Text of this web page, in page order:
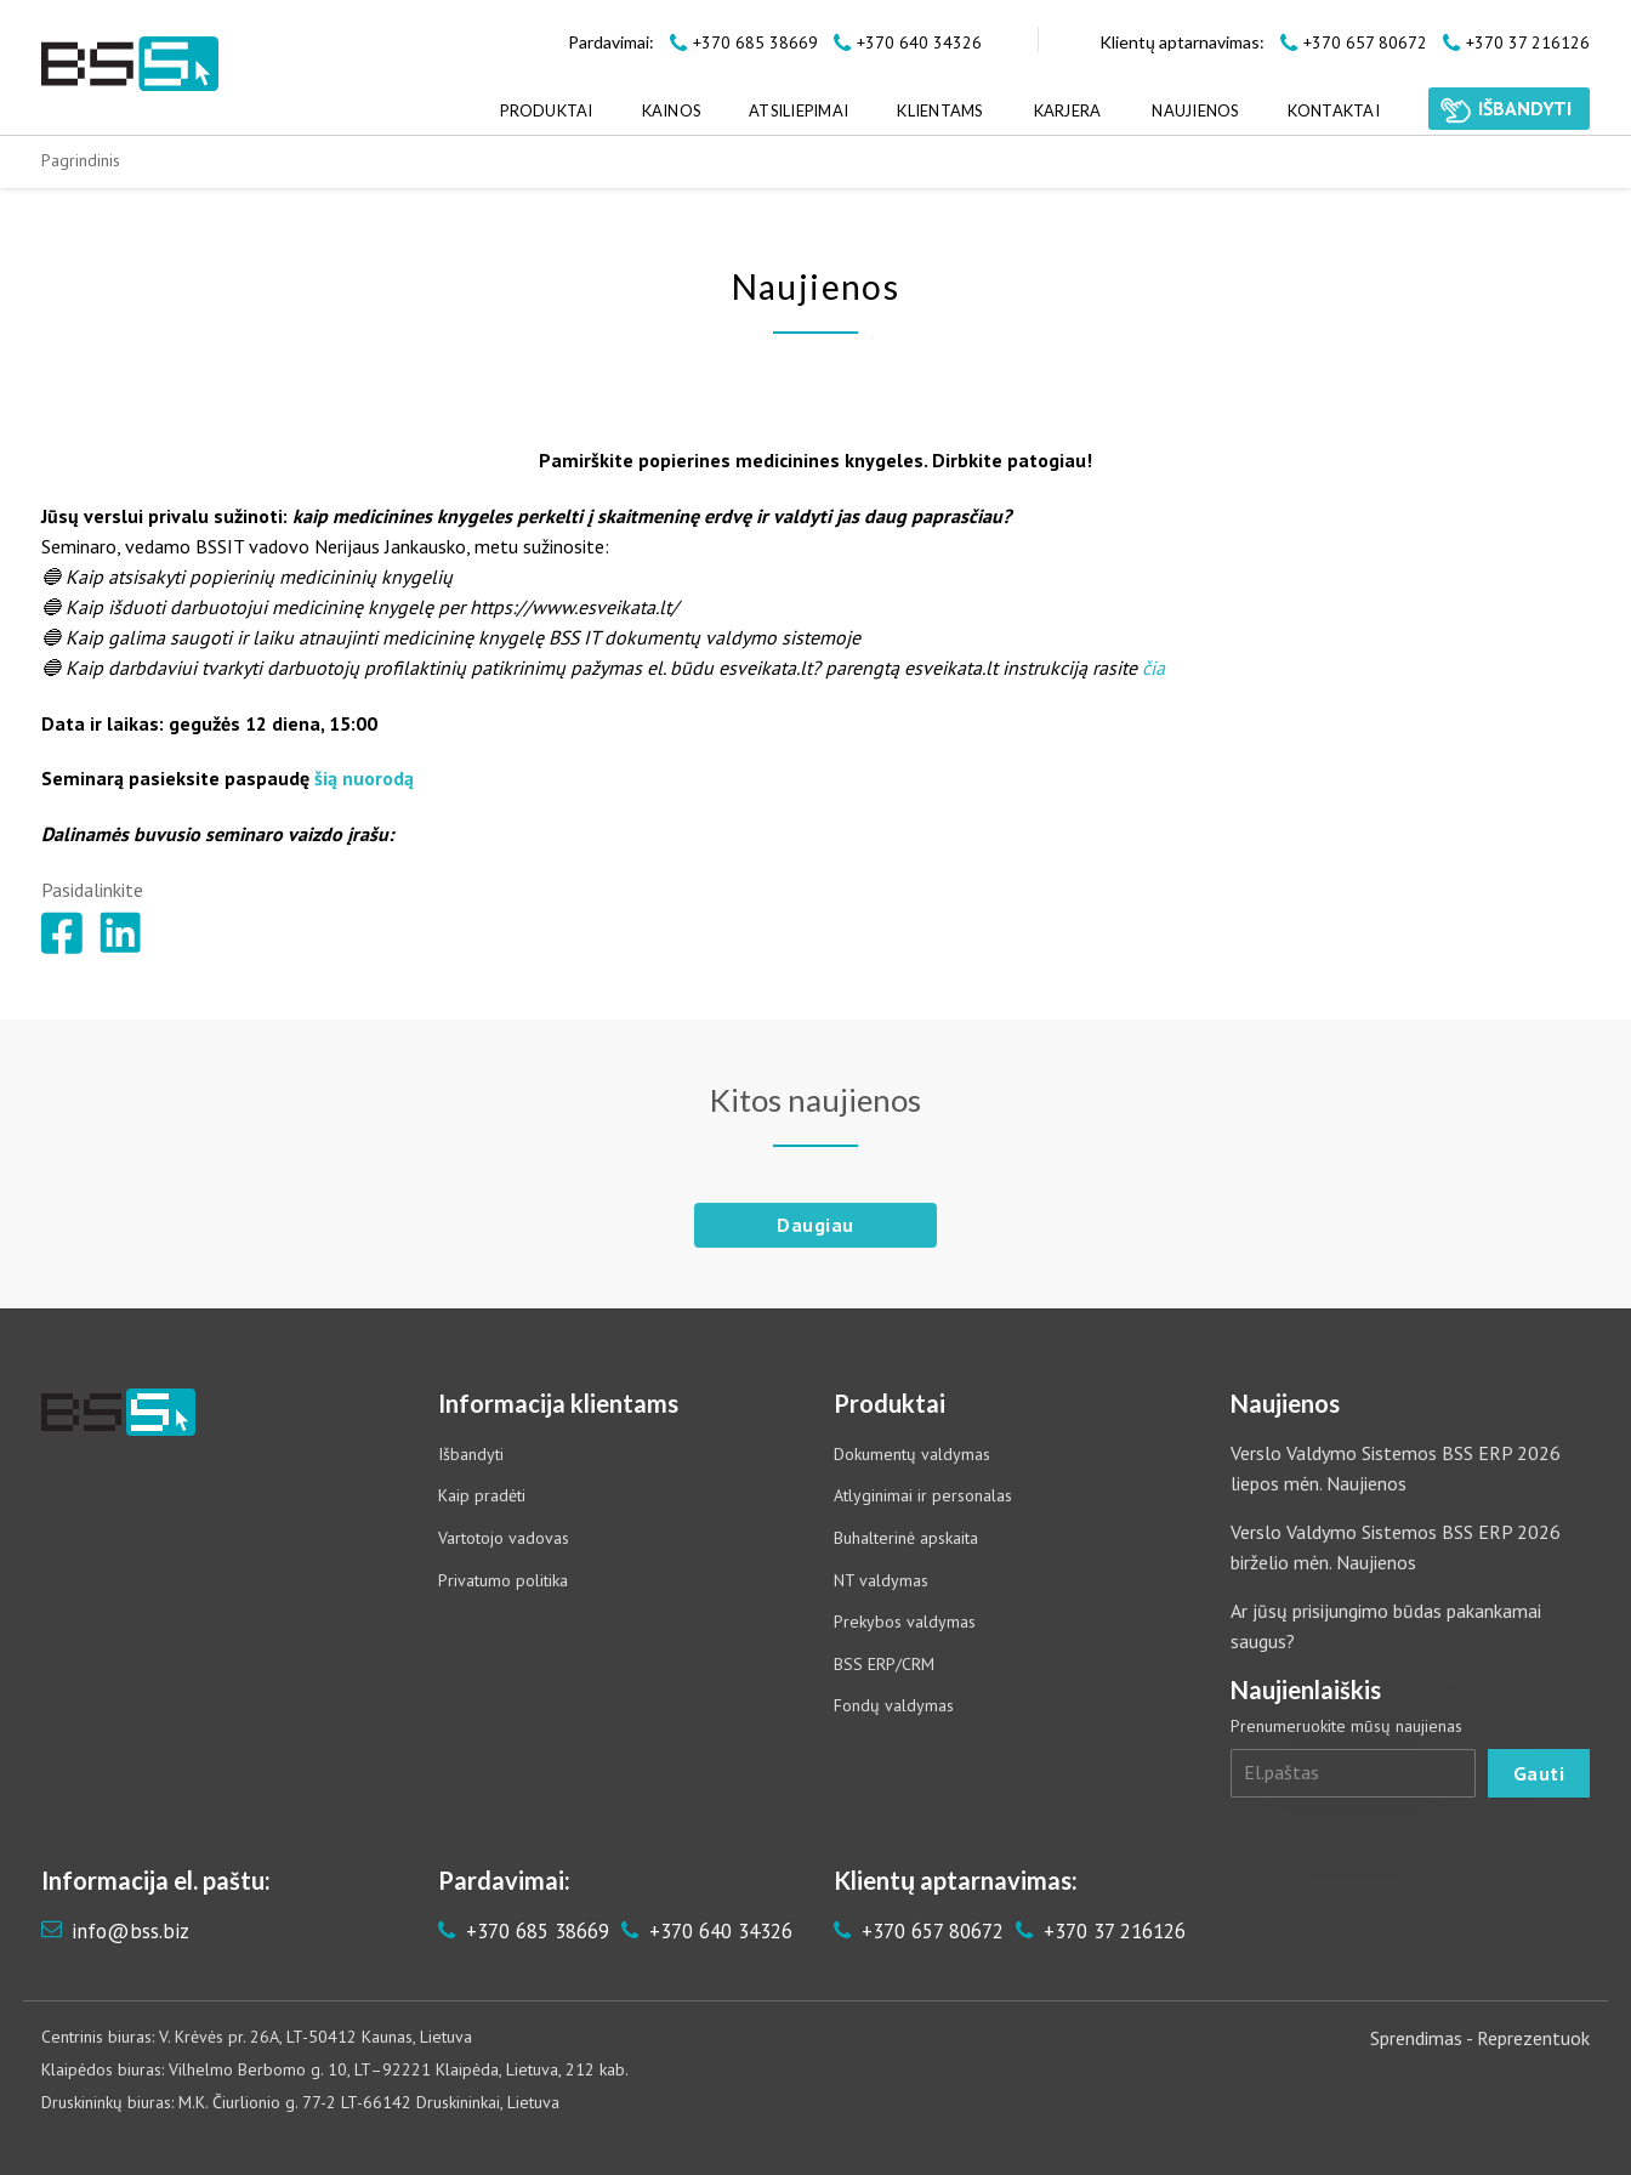
content
Pardavimai: +370 685 38669 +370 640 34326 Klientų aptarnavimas: +370 657 80672 +370 37 216126
PRODUKTAI KAINOS ATSILIEPIMAI KLIENTAMS KARJERA NAUJIENOS KONTAKTAI IŠBANDYTI
Pagrindinis
Naujienos
Pamirškite popierines medicinines knygeles. Dirbkite patogiau!
Jūsų verslui privalu sužinoti: kaip medicinines knygeles perkelti į skaitmeninę erdvę ir valdyti jas daug paprasčiau?
Seminaro, vedamo BSSIT vadovo Nerijaus Jankausko, metu sužinosite:
🔵 Kaip atsisakyti popierinių medicininių knygelių
🔵 Kaip išduoti darbuotojui medicininę knygelę per https://www.esveikata.lt/
🔵 Kaip galima saugoti ir laiku atnaujinti medicininę knygelę BSS IT dokumentų valdymo sistemoje
🔵 Kaip darbdaviui tvarkyti darbuotojų profilaktinių patikrinimų pažymas el. būdu esveikata.lt? parengtą esveikata.lt instrukciją rasite čia
Data ir laikas: gegužės 12 diena, 15:00
Seminarą pasieksite paspaudę šią nuorodą
Dalinamės buvusio seminaro vaizdo įrašu:
Pasidalinkite
Kitos naujienos
Daugiau
Informacija klientams
Išbandyti
Kaip pradėti
Vartotojo vadovas
Privatumo politika
Produktai
Dokumentų valdymas
Atlyginimai ir personalas
Buhalterinė apskaita
NT valdymas
Prekybos valdymas
BSS ERP/CRM
Fondų valdymas
Naujienos
Verslo Valdymo Sistemos BSS ERP 2026
liepos mėn. Naujienos
Verslo Valdymo Sistemos BSS ERP 2026
birželio mėn. Naujienos
Ar jūsų prisijungimo būdas pakankamai
saugus?
Naujienlaiškis
Prenumeruokite mūsų naujienas
Informacija el. paštu:
info@bss.biz
Pardavimai:
+370 685 38669 +370 640 34326
Klientų aptarnavimas:
+370 657 80672 +370 37 216126
Centrinis biuras: V. Krėvės pr. 26A, LT-50412 Kaunas, Lietuva
Klaipėdos biuras: Vilhelmo Berbomo g. 10, LT–92221 Klaipėda, Lietuva, 212 kab.
Druskininkų biuras: M.K. Čiurlionio g. 77-2 LT-66142 Druskininkai, Lietuva
Sprendimas - Reprezentuok